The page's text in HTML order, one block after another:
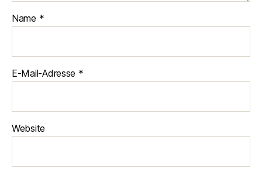
Name *
E-Mail-Adresse *
Website